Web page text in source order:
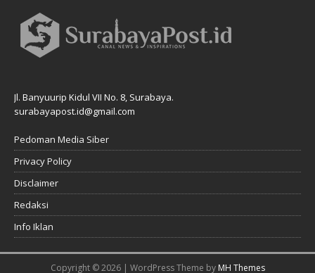
Jl. Banyuurip Kidul VII No. 8, Surabaya.
surabayapost.id@gmail.com
Pedoman Media Siber
Privacy Policy
Disclaimer
Redaksi
Info Iklan
Copyright © 2026 | WordPress Theme by MH Themes